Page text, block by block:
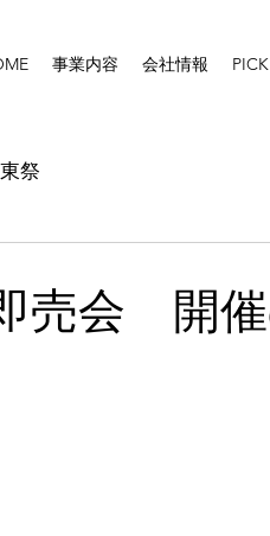
事業内容 会社情報
東祭
売会 開